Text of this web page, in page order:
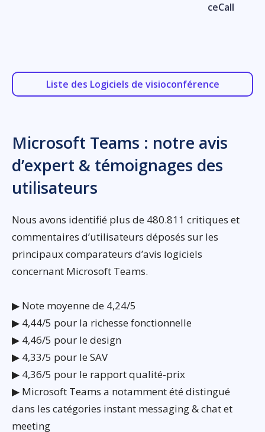
ceCall
Liste des Logiciels de visioconférence
Microsoft Teams : notre avis
d’expert & témoignages des
utilisateurs
Nous avons identifié plus de 480.811 critiques et
commentaires d’utilisateurs déposés sur les
principaux comparateurs d’avis logiciels
concernant Microsoft Teams.
▶ Note moyenne de 4,24/5
▶ 4,44/5 pour la richesse fonctionnelle
▶ 4,46/5 pour le design
▶ 4,33/5 pour le SAV
▶ 4,36/5 pour le rapport qualité-prix
▶ Microsoft Teams a notamment été distingué
dans les catégories instant messaging & chat et
meeting